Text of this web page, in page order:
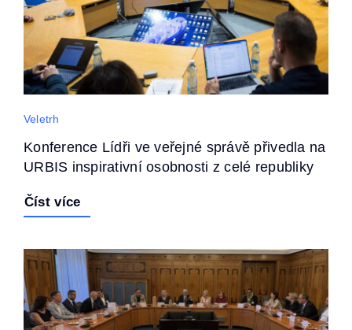
Veletrh
Konference Lídři ve veřejné správě přivedla na
URBIS inspirativní osobnosti z celé republiky
Číst více